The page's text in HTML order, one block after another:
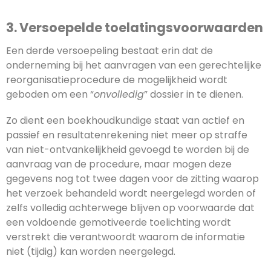
3. Versoepelde toelatingsvoorwaarden
Een derde versoepeling bestaat erin dat de
onderneming bij het aanvragen van een gerechtelijke
reorganisatieprocedure de mogelijkheid wordt
geboden om een “onvolledig” dossier in te dienen.
Zo dient een boekhoudkundige staat van actief en
passief en resultatenrekening niet meer op straffe
van niet-ontvankelijkheid gevoegd te worden bij de
aanvraag van de procedure, maar mogen deze
gegevens nog tot twee dagen voor de zitting waarop
het verzoek behandeld wordt neergelegd worden of
zelfs volledig achterwege blijven op voorwaarde dat
een voldoende gemotiveerde toelichting wordt
verstrekt die verantwoordt waarom de informatie
niet (tijdig) kan worden neergelegd.